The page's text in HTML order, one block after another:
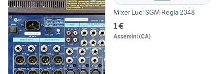
Mixer Luci SGM Regia 2048
1 €
Assemini(CA)